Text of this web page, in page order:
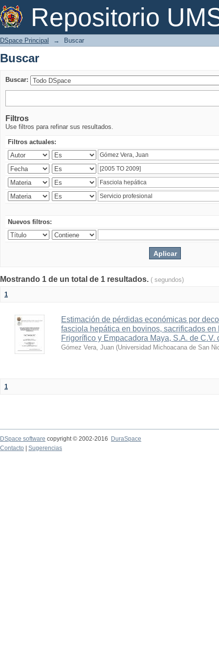
Repositorio
Buscar
DSpace Principal → Buscar
Buscar
Buscar:
Filtros
Use filtros para refinar sus resultados.
Filtros actuales:
Nuevos filtros:
Mostrando 1 de un total de 1 resultados. ( segundos)
1
Estimación de pérdidas económicas por
fasciola hepática en bovinos, sacrificados en
Frigorífico y Empacadora Maya, S.A. de
Gómez Vera, Juan (Universidad Michoacana de San
1
DSpace software copyright © 2002-2016
DuraSpace
Contacto
Sugerencias